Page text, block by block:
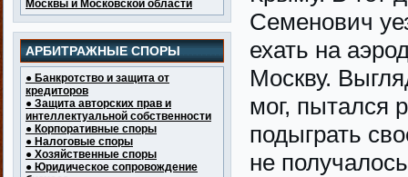
Москвы и Московской области
АРБИТРАЖНЫЕ СПОРЫ
● Банкротство и защита от
кредиторов
● Защита авторских прав и
интеллектуальной собственности
● Корпоративные споры
● Налоговые споры
● Хозяйственные споры
● Юридическое сопровождение
Семенович
ехать на
Москву.
мог, пытался
подыграть
не